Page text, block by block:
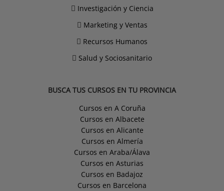
Investigación y Ciencia
Marketing y Ventas
Recursos Humanos
Salud y Sociosanitario
BUSCA TUS CURSOS EN TU PROVINCIA
Cursos en A Coruña
Cursos en Albacete
Cursos en Alicante
Cursos en Almería
Cursos en Araba/Álava
Cursos en Asturias
Cursos en Badajoz
Cursos en Barcelona